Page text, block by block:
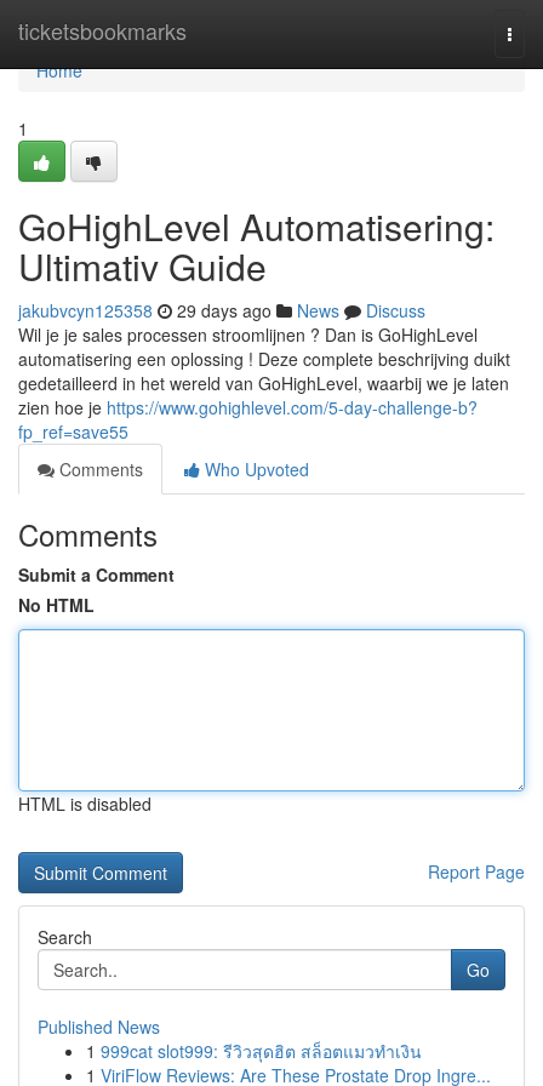
ticketsbookmarks
Home
Home
1
GoHighLevel Automatisering:
Ultimativ Guide
jakubvcyn125358 29 days ago News
Discuss
Wil je je sales processen stroomlijnen ? Dan is GoHighLevel
automatisering een oplossing ! Deze complete beschrijving duikt
gedetailleerd in het wereld van GoHighLevel, waarbij we je laten
zien hoe je https://www.gohighlevel.com/5-day-challenge-b?
fp_ref=save55
Comments
Who Upvoted
Comments
Submit a Comment
No HTML
HTML is disabled
Report Page
Search
Go
Published News
1 999cat slot999: รีวิวสุดฮิต สล็อตแมวทำเงิน
1 ViriFlow Reviews: Are These Prostate Drop Ingre...